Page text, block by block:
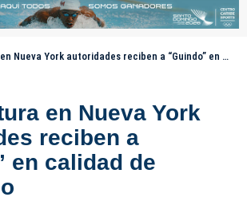
York autoridades reciben a “Guindo” en calidad de deportado
en Nueva York
reciben a
en calidad de